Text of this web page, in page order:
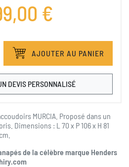
€
AJOUTER AU PANIER
DEVIS PERSONNALISÉ
MURCIA. Proposé dans un
Dimensions : L 70 x P 106 x H 81
de la célèbre marque Henders